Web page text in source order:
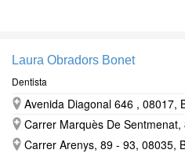
Laura Obradors Bonet
Dentista
Avenida Diagonal 646 , 08017,
Carrer Marquès De
Carrer Arenys, 89 - 93, 08035,